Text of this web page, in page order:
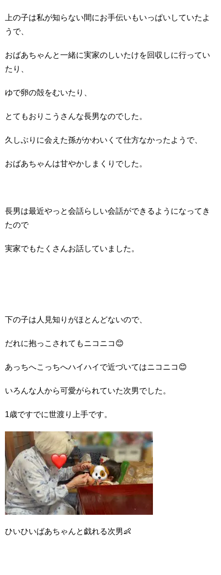
上の子は私が知らない間にお手伝いもいっぱいしていたよ
うで、
おばあちゃんと一緒に実家のしいたけを回収しに行ってい
たり、
ゆで卵の殻をむいたり、
とてもおりこうさんな長男なのでした。
久しぶりに会えた孫がかわいくて仕方なかったようで、
おばあちゃんは甘やかしまくりでした。
長男は最近やっと会話らしい会話ができるようになってき
たので
実家でもたくさんお話していました。
下の子は人見知りがほとんどないので、
だれに抱っこされてもニコニコ😊
あっちへこっちへハイハイで近づいてはニコニコ😊
いろんな人から可愛がられていた次男でした。
1歳ですでに世渡り上手です。
ひいひいばあちゃんと戯れる次男👶